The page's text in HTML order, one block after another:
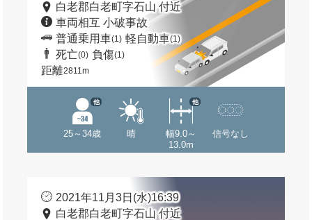
白老郡白老町字石山 付近
車両相互 小破事故
普通乗用車(1) 軽自動車(1)
死亡(0) 負傷(1)
距離2811m
25～34歳
他
晴
幅9.0～
13.0m
他
信号なし
2021年11月3日(水)16:39
白老郡白老町字石山 付近